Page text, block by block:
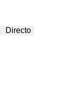
Directo